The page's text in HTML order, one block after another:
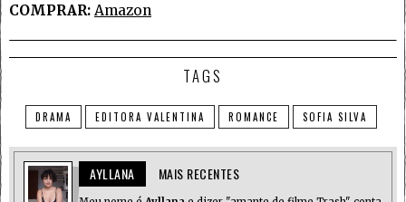
COMPRAR: Amazon
TAGS
DRAMA EDITORA VALENTINA ROMANCE SOFIA SILVA
AYLLANA MAIS RECENTES